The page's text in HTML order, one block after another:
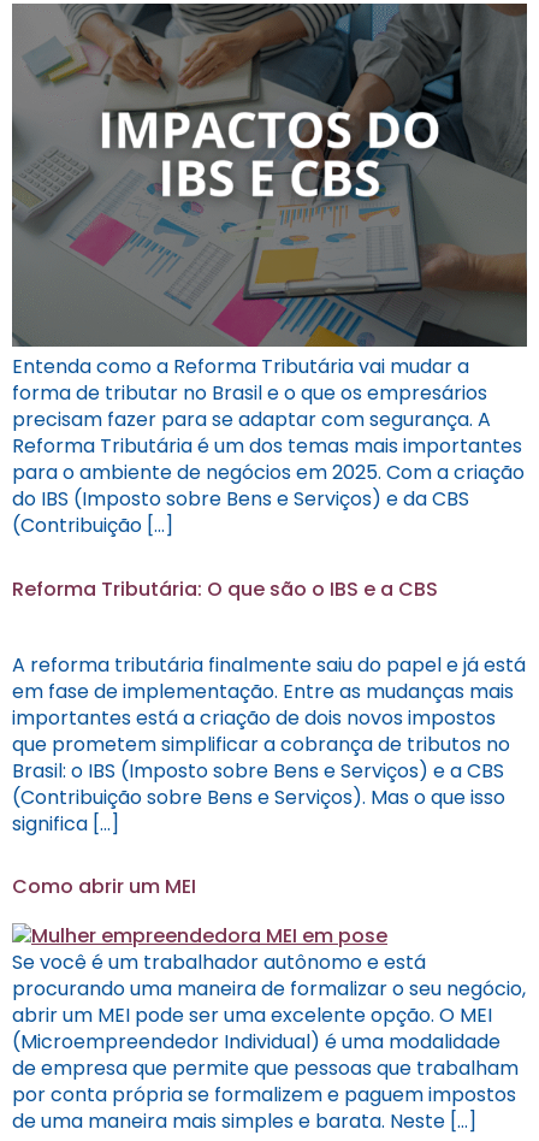
Entenda como a Reforma Tributária vai mudar a
forma de tributar no Brasil e o que os empresários
precisam fazer para se adaptar com segurança. A
Reforma Tributária é um dos temas mais importantes
para o ambiente de negócios em 2025. Com a criação
do IBS (Imposto sobre Bens e Serviços) e da CBS
(Contribuição […]
Reforma Tributária: O que são o IBS e a CBS
A reforma tributária finalmente saiu do papel e já está
em fase de implementação. Entre as mudanças mais
importantes está a criação de dois novos impostos
que prometem simplificar a cobrança de tributos no
Brasil: o IBS (Imposto sobre Bens e Serviços) e a CBS
(Contribuição sobre Bens e Serviços). Mas o que isso
significa […]
Como abrir um MEI
Se você é um trabalhador autônomo e está
procurando uma maneira de formalizar o seu negócio,
abrir um MEI pode ser uma excelente opção. O MEI
(Microempreendedor Individual) é uma modalidade
de empresa que permite que pessoas que trabalham
por conta própria se formalizem e paguem impostos
de uma maneira mais simples e barata. Neste […]